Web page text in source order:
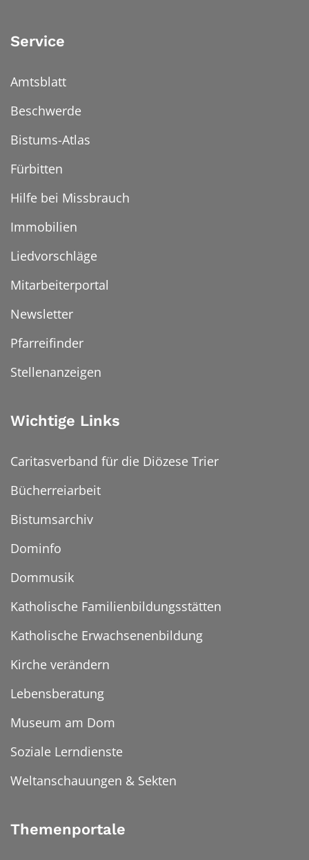
Service
Amtsblatt
Beschwerde
Bistums-Atlas
Fürbitten
Hilfe bei Missbrauch
Immobilien
Liedvorschläge
Mitarbeiterportal
Newsletter
Pfarreifinder
Stellenanzeigen
Wichtige Links
Caritasverband für die Diözese Trier
Bücherreiarbeit
Bistumsarchiv
Dominfo
Dommusik
Katholische Familienbildungsstätten
Katholische Erwachsenenbildung
Kirche verändern
Lebensberatung
Museum am Dom
Soziale Lerndienste
Weltanschauungen & Sekten
Themenportale